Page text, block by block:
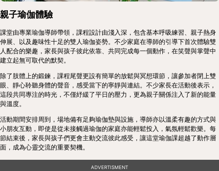
親子瑜伽體驗
課堂由專業瑜伽導師帶領，課程設計由淺入深，包含基本呼吸練習、親子熱身
伸展、以及趣味性十足的雙人瑜伽姿勢。不少家庭在導師的引導下首次體驗雙
人配合的樂趣，家長與孩子彼此依靠、共同完成每一個動作，在笑聲與掌聲中
建立起無可取代的默契。
除了肢體上的鍛鍊，課程尾聲更設有簡單的放鬆與冥想環節，讓參加者閉上雙
眼、靜心聆聽身體的聲音，感受當下的寧靜與連結。不少家長在活動後表示，
這段共同專注的時光，不僅紓緩了平日的壓力，更為親子關係注入了新的能量
與溫度。
活動期間安排周到，場地備有足夠瑜伽墊與設施，導師亦以溫柔有趣的方式與
小朋友互動，即使是從未接觸過瑜伽的家庭亦能輕鬆投入，氣氛輕鬆歡樂。每
節結束後，家長與孩子們更會主動交流彼此感受，讓這堂瑜伽課超越了動作層
面，成為心靈交流的重要契機。
ADVERTISMENT